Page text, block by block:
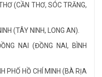
(CẦN THƠ, SÓC TRĂNG,
(TÂY NINH, LONG AN).
NAI (ĐỒNG NAI, BÌNH
PHỐ HỒ CHÍ MINH (BÀ RỊA